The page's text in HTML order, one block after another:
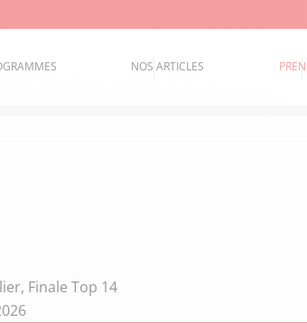
NOS ARTICLES
Finale Top 14